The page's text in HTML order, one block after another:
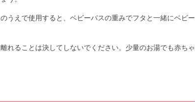
うえで使用すると、ベビーバスの重みでフタと一緒にベビー
れることは決してしないでください。少量のお湯でも赤ちゃ